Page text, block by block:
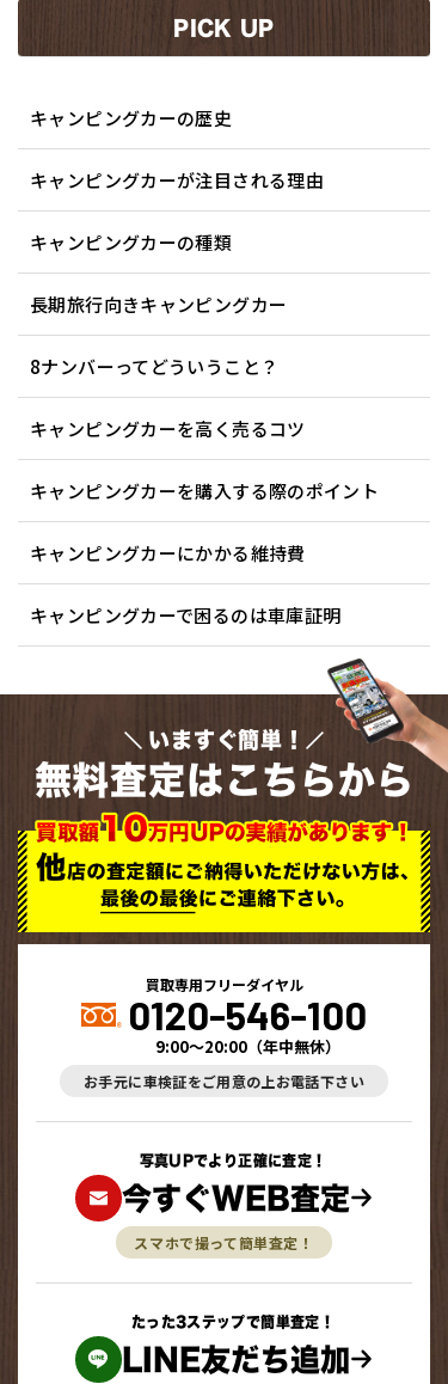
PICK UP
キャンピングカーの歴史
キャンピングカーが注目される理由
キャンピングカーの種類
長期旅行向きキャンピングカー
8ナンバーってどういうこと？
キャンピングカーを高く売るコツ
キャンピングカーを購入する際のポイント
キャンピングカーにかかる維持費
キャンピングカーで困るのは車庫証明
いますぐ簡単！
無料査定はこちらから
買取専用フリーダイヤル
0120-546-100
9:00～20:00 （年中無休）
お手元に車検証をご用意の上お電話下さい
写真UPでより正確に査定！
今すぐWEB査定
スマホで撮って簡単査定！
たった3ステップで簡単査定！
LINE友だち追加